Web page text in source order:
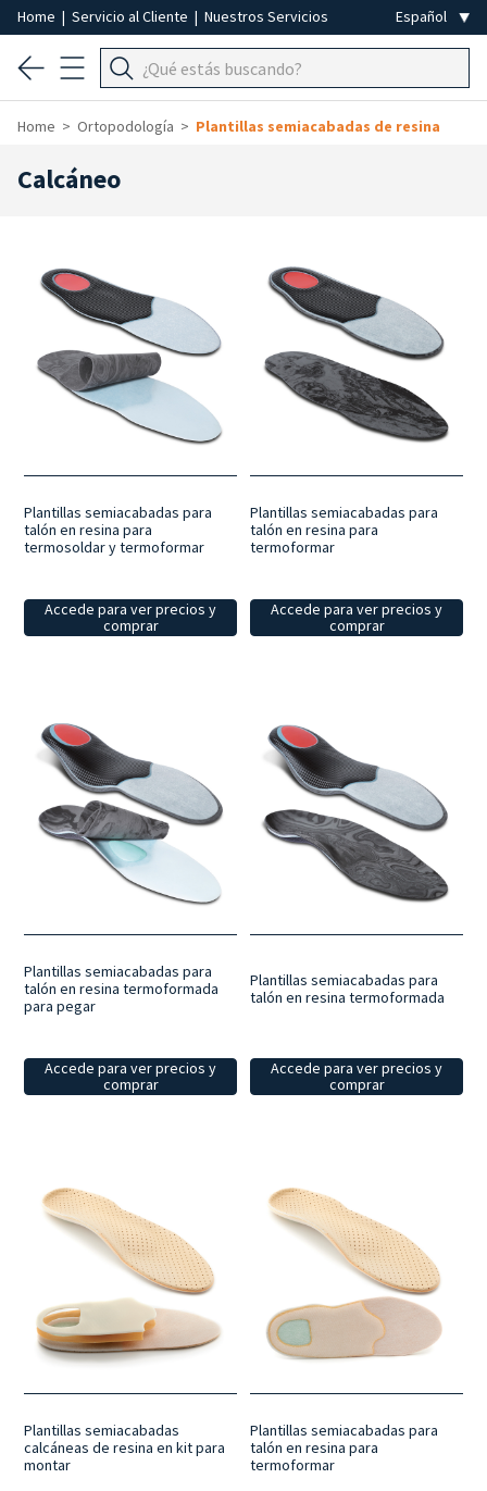
Home | Servicio al Cliente | Nuestros Servicios
Home Ortopodología Plantillas semiacabadas de resina
Calcáneo
Plantillas semiacabadas para
talón en resina para
termosoldar y termoformar
Accede para ver precios y
comprar
Plantillas semiacabadas para
talón en resina para
termoformar
Accede para ver precios y
comprar
Plantillas semiacabadas para
talón en resina termoformada
para pegar
Accede para ver precios y
comprar
Plantillas semiacabadas para
talón en resina termoformada
Accede para ver precios y
comprar
Plantillas semiacabadas
calcáneas de resina en kit para
montar
Plantillas semiacabadas para
talón en resina para
termoformar